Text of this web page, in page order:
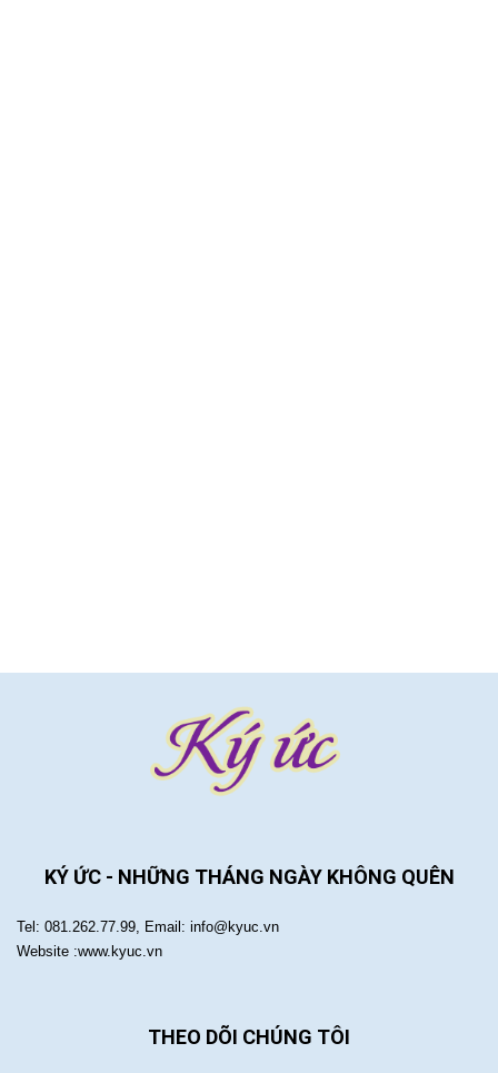
KÝ ỨC - NHỮNG THÁNG NGÀY KHÔNG QUÊN
Tel: 081.262.77.99, Email: info@kyuc.vn
Website :www.kyuc.vn
THEO DÕI CHÚNG TÔI